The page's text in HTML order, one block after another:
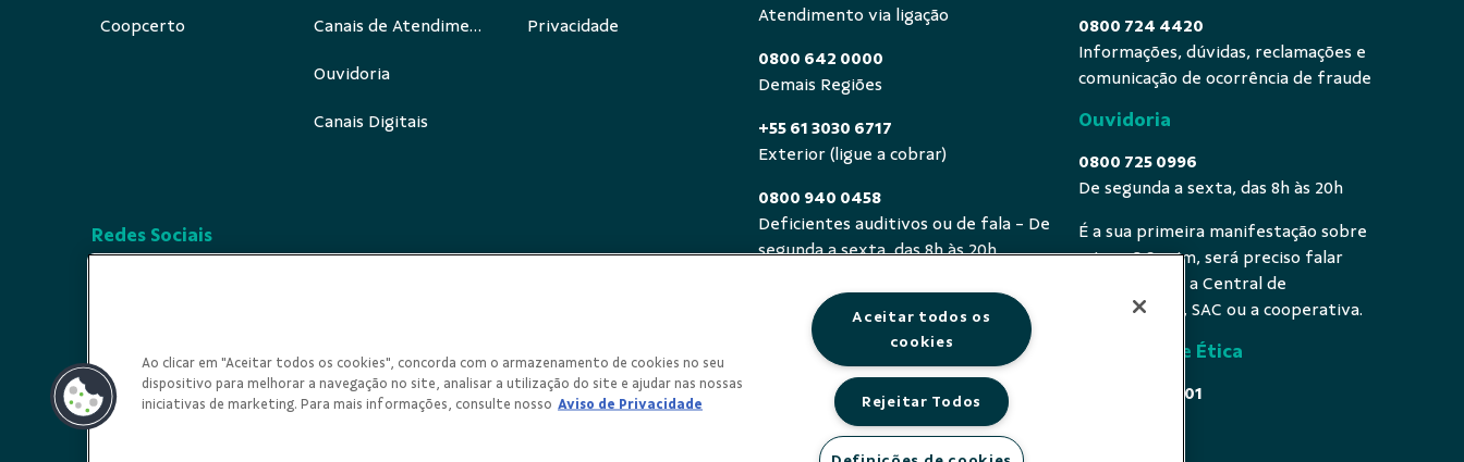
Coopcerto Canais de Atendimento
Ouvidoria
Canais Digitais
Privacidade
Redes Sociais
Atendimento via ligação
0800 642 0000
Demais Regiões
+55 61 3030 6717
Exterior (ligue a cobrar)
0800 940 0458
Deficientes auditivos ou de fala - De
segunda a sexta, das 8h às 20h
0800 724 4420
Informações, dúvidas, reclamações e
comunicação de ocorrência de fraude
Ouvidoria
0800 725 0996
De segunda a sexta, das 8h às 20h
É a sua primeira manifestação sobre
o tema? Se sim, será preciso falar
primeiro com a Central de
Atendimento, SAC ou a cooperativa.
Comissão de Ética
0800 646 4001
Ao clicar em "Aceitar todos os cookies", concorda com o armazenamento de cookies no seu
dispositivo para melhorar a navegação no site, analisar a utilização do site e ajudar nas nossas
iniciativas de marketing. Para mais informações, consulte nosso Aviso de Privacidade
Aceitar todos os
cookies
Rejeitar Todos